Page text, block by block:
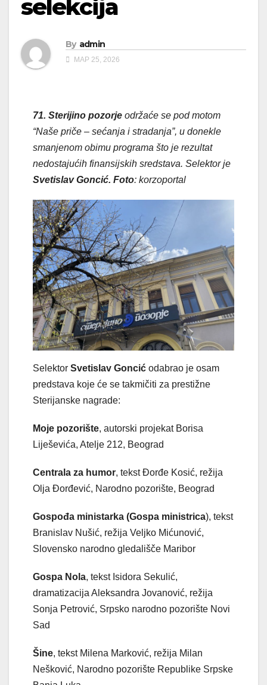
selekcija
By admin
МАР 25, 2026
71. Sterijino pozorje održaće se pod motom
“Naše priče – sećanja i stradanja”, u donekle
smanjenom obimu programa što je rezultat
nedostajućih finansijskih sredstava. Selektor je
Svetislav Goncić. Foto: korzoportal
Selektor Svetislav Goncić odabrao je osam
predstava koje će se takmičiti za prestižne
Sterijanske nagrade:
Moje pozorište, autorski projekat Borisa
Liješevića, Atelje 212, Beograd
Centrala za humor, tekst Đorđe Kosić, režija
Olja Đorđević, Narodno pozorište, Beograd
Gospođa ministarka (Gospa ministrica), tekst
Branislav Nušić, režija Veljko Mićunović,
Slovensko narodno gledališče Maribor
Gospa Nola, tekst Isidora Sekulić,
dramatizacija Aleksandra Jovanović, režija
Sonja Petrović, Srpsko narodno pozorište Novi
Sad
Šine, tekst Milena Marković, režija Milan
Nešković, Narodno pozorište Republike Srpske